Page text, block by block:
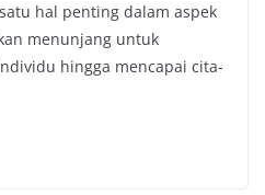
hal penting dalam aspek
menunjang untuk
hingga mencapai cita-